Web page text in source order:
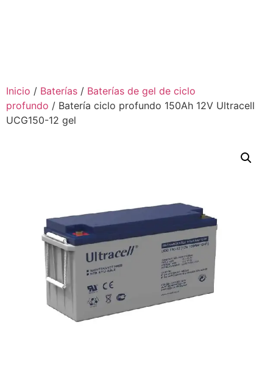
Inicio / Baterías / Baterías de gel de ciclo
profundo / Batería ciclo profundo 150Ah 12V Ultracell
UCG150-12 gel